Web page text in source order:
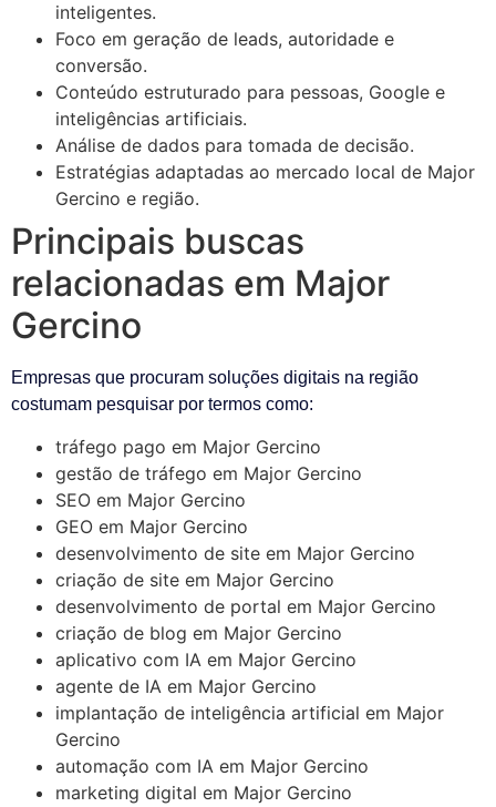
inteligentes.
Foco em geração de leads, autoridade e
conversão.
Conteúdo estruturado para pessoas, Google e
inteligências artificiais.
Análise de dados para tomada de decisão.
Estratégias adaptadas ao mercado local de Major
Gercino e região.
Principais buscas
relacionadas em Major
Gercino
Empresas que procuram soluções digitais na região
costumam pesquisar por termos como:
tráfego pago em Major Gercino
gestão de tráfego em Major Gercino
SEO em Major Gercino
GEO em Major Gercino
desenvolvimento de site em Major Gercino
criação de site em Major Gercino
desenvolvimento de portal em Major Gercino
criação de blog em Major Gercino
aplicativo com IA em Major Gercino
agente de IA em Major Gercino
implantação de inteligência artificial em Major
Gercino
automação com IA em Major Gercino
marketing digital em Major Gercino